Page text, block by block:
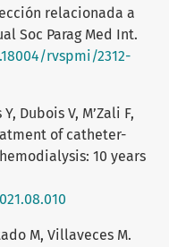
relacionada a
Soc Parag Med Int.
rvspmi/2312-
Dubois V, M’Zali F,
of catheter-
10 years
M, Villaveces M.